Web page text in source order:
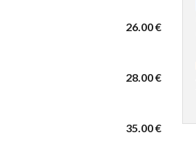
26.00 €
28.00 €
35.00 €